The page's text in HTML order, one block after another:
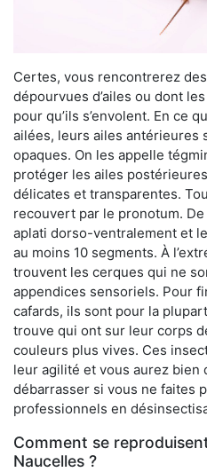
Certes, vous rencontrerez
dépourvues d’ailes ou dont
pour qu’ils s’envolent. En ce
ailées, leurs ailes antérieures
opaques. On les appelle
protéger les ailes
délicates et transparentes.
recouvert par le pronotum.
aplati dorso-ventralement et
au moins 10 segments. À
trouvent les cerques qui ne
appendices sensoriels. Pour
cafards, ils sont pour la
trouve qui ont sur leur corps
couleurs plus vives. Ces
leur agilité et vous aurez bien
débarrasser si vous ne faites
professionnels en
Comment se
Naucelles ?